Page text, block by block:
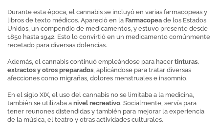
Durante esta época, el cannabis se incluyó en varias farmacopeas y
libros de texto médicos. Apareció en la Farmacopea de los Estados
Unidos, un compendio de medicamentos, y estuvo presente desde
1850 hasta 1942. Esto lo convirtió en un medicamento comúnmente
recetado para diversas dolencias.
Además, el cannabis continuó empleándose para hacer tinturas,
extractos y otros preparados, aplicándose para tratar diversas
afecciones como migrañas, dolores menstruales e insomnio.
En el siglo XIX, el uso del cannabis no se limitaba a la medicina,
también se utilizaba a nivel recreativo. Socialmente, servía para
tener reunones distendidas y también para mejorar la experiencia
de la música, el teatro y otras actividades culturales.